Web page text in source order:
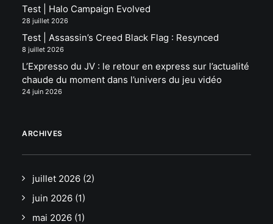
Test | Halo Campaign Evolved
28 juillet 2026
Test | Assassin’s Creed Black Flag : Resynced
8 juillet 2026
L’Expresso du JV : le retour en express sur l’actualité
chaude du moment dans l’univers du jeu vidéo
24 juin 2026
ARCHIVES
juillet 2026 (2)
juin 2026 (1)
mai 2026 (1)